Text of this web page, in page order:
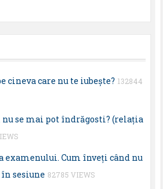
cineva care nu te iubeşte? 132844
se mai pot îndrăgosti? (relaţia
examenului. Cum înveţi când nu
sesiune 82785 VIEWS